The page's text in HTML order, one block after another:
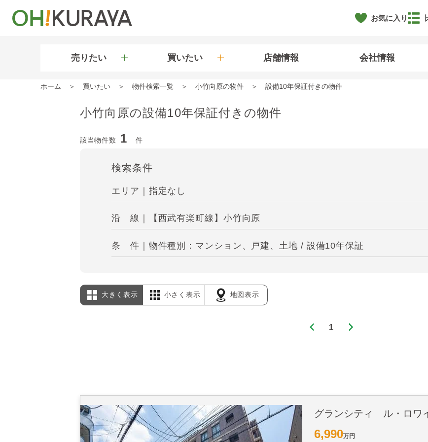
お気に入り
売りたい 買いたい 店舗情報 会社情報
ホーム 買いたい 物件検索一覧 小竹向原の物件 設備10年保証付きの物件
小竹向原の設備10年保証付きの物件
該当物件数 1 件
検索条件
エリア｜指定なし
沿 線｜【西武有楽町線】小竹向原
条 件｜物件種別：マンション、戸建、土地 / 設備10年保証
大きく表示 小さく表示 地図表示
1
グランシティ ル・ロワ
6,990万円